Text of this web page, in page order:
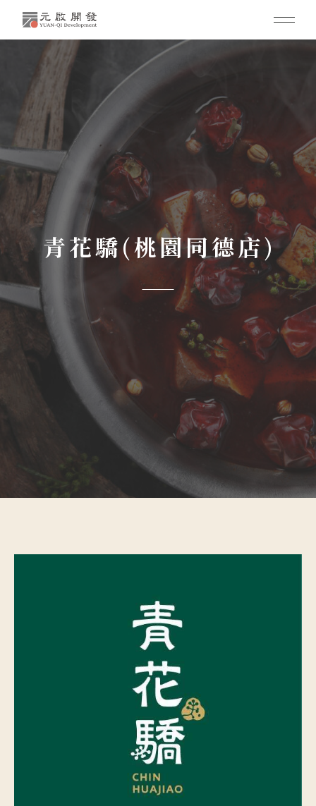
青花驕(桃園同德店)